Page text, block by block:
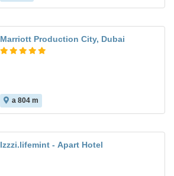
Marriott Production City, Dubai
a 804 m
Izzzi.lifemint - Apart Hotel